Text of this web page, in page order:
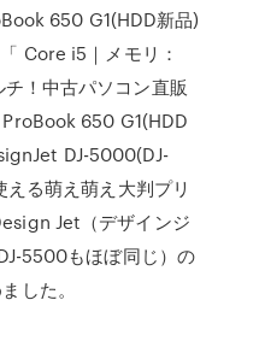
650 G1(HDD新品)
Core i5｜メモリ：
！中古パソコン直販
650 G1(HDD
DJ-5000(DJ-
る萌え萌え大判プリ
Jet（デザインジ
5500もほぼ同じ）の
した。